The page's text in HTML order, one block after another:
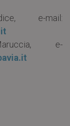
e-mail:
e-